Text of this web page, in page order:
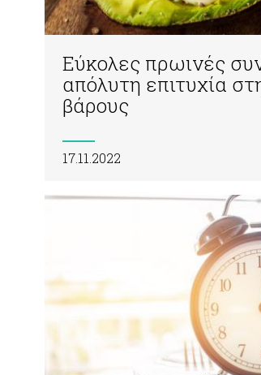
Εύκολες πρωινές
απόλυτη επιτυχία
βάρους
17.11.2022